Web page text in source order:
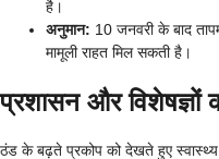
है।
अनुमान: 10 जनवरी के बाद
मामूली राहत मिल सकती है।
प्रशासन और विशेषज्ञों
ठंड के बढ़ते प्रकोप को देखते हुए स्वास्थ्य